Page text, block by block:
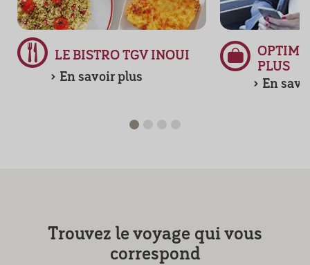
LE BISTRO TGV INOUI
En savoir plus
En
correspond